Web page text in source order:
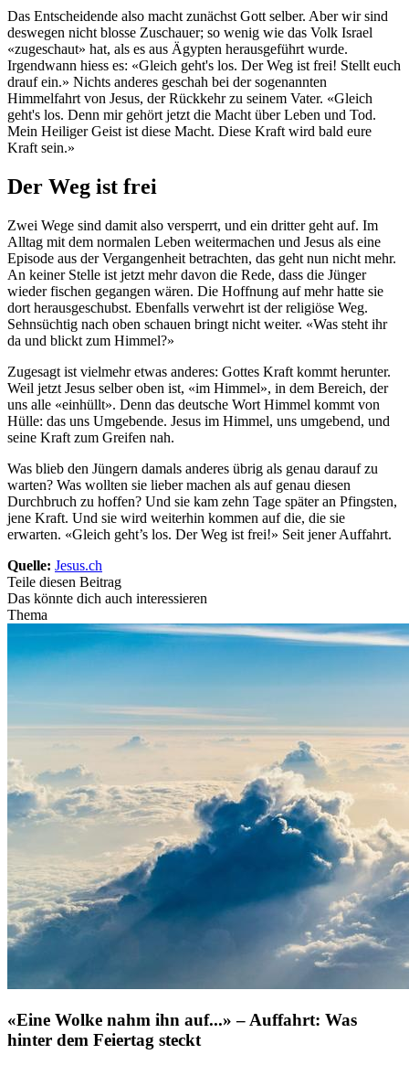
Das Entscheidende also macht zunächst Gott selber. Aber wir sind
deswegen nicht blosse Zuschauer; so wenig wie das Volk Israel
«zugeschaut» hat, als es aus Ägypten herausgeführt wurde.
Irgendwann hiess es: «Gleich geht's los. Der Weg ist frei! Stellt euch
drauf ein.» Nichts anderes geschah bei der sogenannten
Himmelfahrt von Jesus, der Rückkehr zu seinem Vater. «Gleich
geht's los. Denn mir gehört jetzt die Macht über Leben und Tod.
Mein Heiliger Geist ist diese Macht. Diese Kraft wird bald eure
Kraft sein.»
Der Weg ist frei
Zwei Wege sind damit also versperrt, und ein dritter geht auf. Im
Alltag mit dem normalen Leben weitermachen und Jesus als eine
Episode aus der Vergangenheit betrachten, das geht nun nicht mehr.
An keiner Stelle ist jetzt mehr davon die Rede, dass die Jünger
wieder fischen gegangen wären. Die Hoffnung auf mehr hatte sie
dort herausgeschubst. Ebenfalls verwehrt ist der religiöse Weg.
Sehnsüchtig nach oben schauen bringt nicht weiter. «Was steht ihr
da und blickt zum Himmel?»
Zugesagt ist vielmehr etwas anderes: Gottes Kraft kommt herunter.
Weil jetzt Jesus selber oben ist, «im Himmel», in dem Bereich, der
uns alle «einhüllt». Denn das deutsche Wort Himmel kommt von
Hülle: das uns Umgebende. Jesus im Himmel, uns umgebend, und
seine Kraft zum Greifen nah.
Was blieb den Jüngern damals anderes übrig als genau darauf zu
warten? Was wollten sie lieber machen als auf genau diesen
Durchbruch zu hoffen? Und sie kam zehn Tage später an Pfingsten,
jene Kraft. Und sie wird weiterhin kommen auf die, die sie
erwarten. «Gleich geht’s los. Der Weg ist frei!» Seit jener Auffahrt.
Quelle: Jesus.ch
Teile diesen Beitrag
Das könnte dich auch interessieren
Thema
«Eine Wolke nahm ihn auf...» – Auffahrt: Was
hinter dem Feiertag steckt